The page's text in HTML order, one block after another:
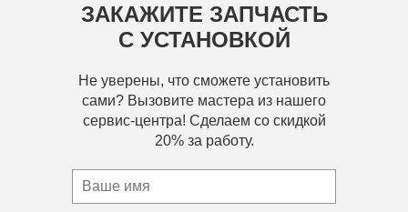
ЗАКАЖИТЕ ЗАПЧАСТЬ
С УСТАНОВКОЙ
Не уверены, что сможете установить
сами? Вызовите мастера из нашего
сервис-центра! Сделаем со скидкой
20% за работу.